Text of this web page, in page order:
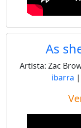
As
Artista: Zac
ibarra